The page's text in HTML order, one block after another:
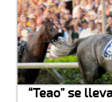
“Teao” se